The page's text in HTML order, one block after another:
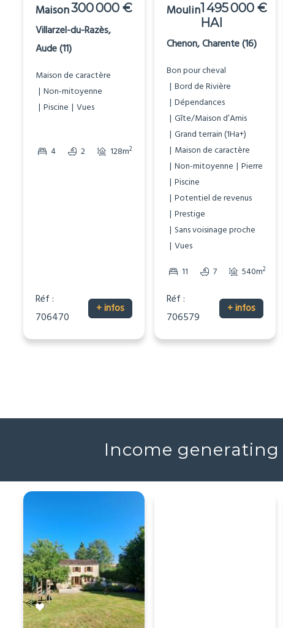
Maison300 000 €
Villarzel-du-Razès,
Aude (11)
Maison de caractère
Non-mitoyenne
Piscine
Vues
4 2 128m2 1589m2
Réf :
706470
+ infos
Moulin1 495 000 €
HAI
Chenon, Charente (16)
Bon pour cheval
Bord de Rivière
Dépendances
Gîte/Maison d’Amis
Grand terrain (1Ha+)
Maison de caractère
Non-mitoyenne
Pierre
Piscine
Potentiel de revenus
Prestige
Sans voisinage proche
Vues
11
7 540m2
Réf :
706579
+ infos
Income